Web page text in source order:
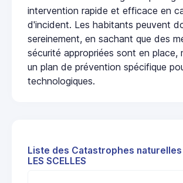
intervention rapide et efficace en
d'incident. Les habitants peuvent
sereinement, en sachant que des
sécurité appropriées sont en place,
un plan de prévention spécifique
technologiques.
Liste des Catastrophes naturelles
LES SCELLES